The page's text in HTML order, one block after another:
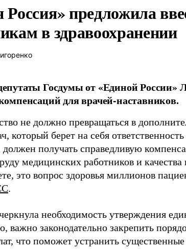
Россия» предложила
в здравоохранении
Госдумы от «Единой
для врачей-наставников.
не должно превращаться в
который берет на себя
должен получать справедливую
медицинских работников и качества
это вопрос здоровья миллионов
.
необходимость утверждения
важно законодательно закрепить
что поможет устранить